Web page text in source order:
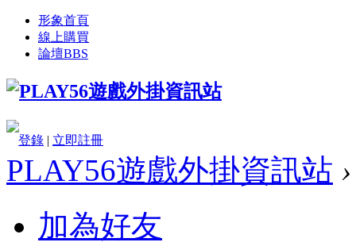
形象首頁
線上購買
論壇BBS
登錄 | 立即註冊
PLAY56遊戲外掛資訊站 ›
加為好友